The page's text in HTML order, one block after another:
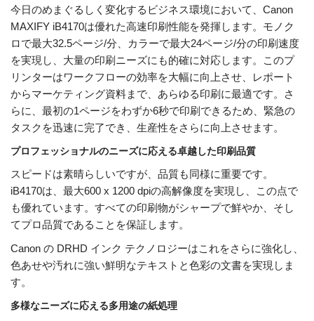
今日のめまぐるしく変化するビジネス環境において、Canon
MAXIFY iB4170は優れた高速印刷性能を発揮します。モノク
ロで最大32.5ページ/分、カラーで最大24ページ/分の印刷速度
を実現し、大量の印刷ニーズにも的確に対応します。このプ
リンターはワークフローの効率を大幅に向上させ、レポート
からマーケティング資料まで、あらゆる印刷に最適です。さ
らに、最初の1ページをわずか6秒で印刷できるため、緊急の
タスクを迅速に完了でき、生産性をさらに向上させます。
プロフェッショナルのニーズに応える卓越した印刷品質
スピードは素晴らしいですが、品質も同様に重要です。
iB4170は、最大600 x 1200 dpiの高解像度を実現し、この点で
も優れています。すべての印刷物がシャープで鮮やか、そし
てプロ品質であることを保証します。
Canon の DRHD インク テクノロジーはこれをさらに強化し、
色あせや汚れに強い鮮明なテキストと色彩の文書を実現しま
す。
多様なニーズに応える多用途の紙処理